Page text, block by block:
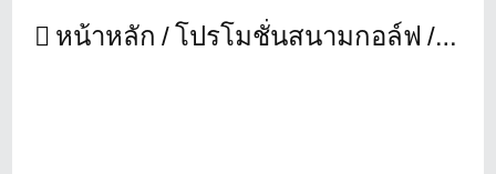
หน้าหลัก โปรโมชั่นสนามกอล์ฟ ธน